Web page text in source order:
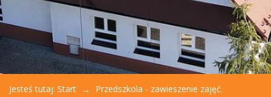
Jesteś tutaj: Start Przedszkola - zawieszenie zajęć.